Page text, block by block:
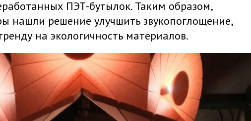
ПЭТ-бутылок. Таким образом,
нашли решение улучшить звукопоглощение,
на экологичность материалов.